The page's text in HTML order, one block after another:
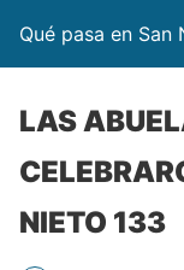
Qué pasa en San
LAS
NIETO 133